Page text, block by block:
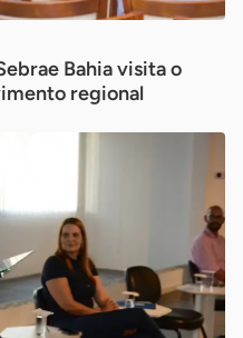
Bahia visita o
regional